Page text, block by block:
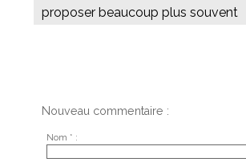
proposer beaucoup plus souvent
Nouveau commentaire :
Nom * :